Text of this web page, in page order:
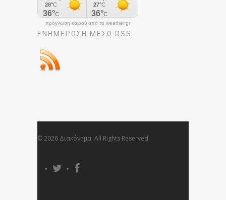
πρόγνωση καιρού από το weather.gr
ΕΝΗΜΈΡΩΣΉ ΜΕΣΩ RSS
© 2026 Διακόνημα. All Rights Reserved.